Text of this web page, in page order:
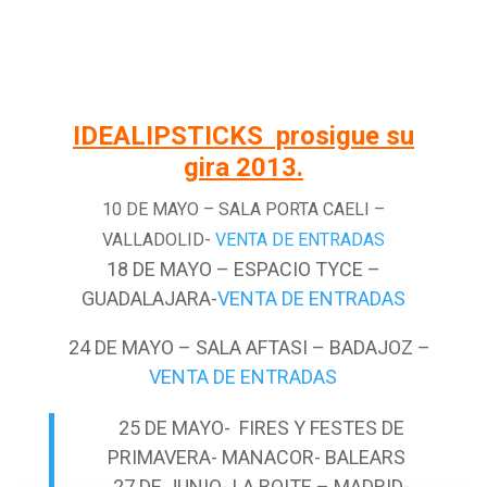
IDEALIPSTICKS prosigue su
gira 2013.
10 DE MAYO – SALA PORTA CAELI –
VALLADOLID- VENTA DE ENTRADAS
18 DE MAYO – ESPACIO TYCE –
GUADALAJARA-VENTA DE ENTRADAS
24 DE MAYO – SALA AFTASI – BADAJOZ –
VENTA DE ENTRADAS
25 DE MAYO- FIRES Y FESTES DE
PRIMAVERA- MANACOR- BALEARS